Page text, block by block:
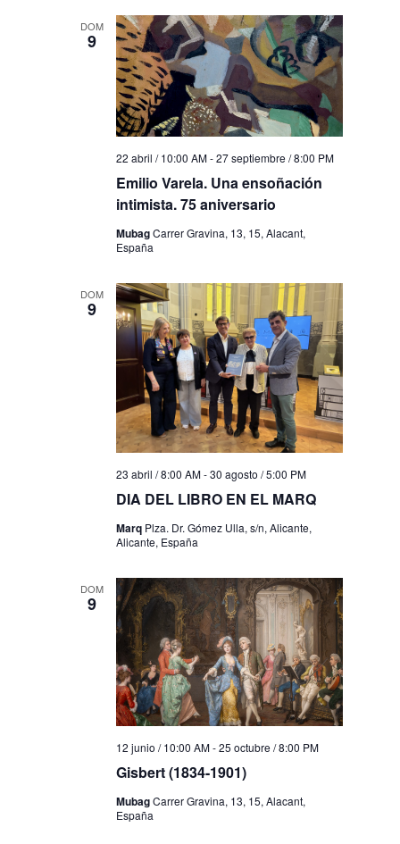
DOM
9
Emilio Varela. Una ensoñación
intimista. 75 aniversario
22 abril / 10:00 AM-27 septiembre / 8:00 PM
MubagCarrer Gravina, 13, 15, Alacant,
España
DOM
9
DIA DEL LIBRO EN EL MARQ
23 abril / 8:00 AM-30 agosto / 5:00 PM
Marq Plza. Dr. Gómez Ulla, s/n, Alicante,
Alicante, España
DOM
9
Gisbert (1834-1901)
12 junio / 10:00 AM-25 octubre / 8:00 PM
MubagCarrer Gravina, 13, 15, Alacant,
España